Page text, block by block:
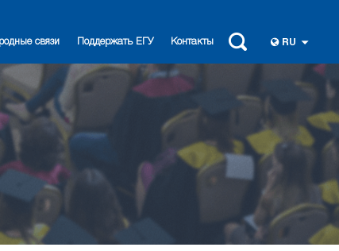
связи Поддержать ЕГУ Контакты RU